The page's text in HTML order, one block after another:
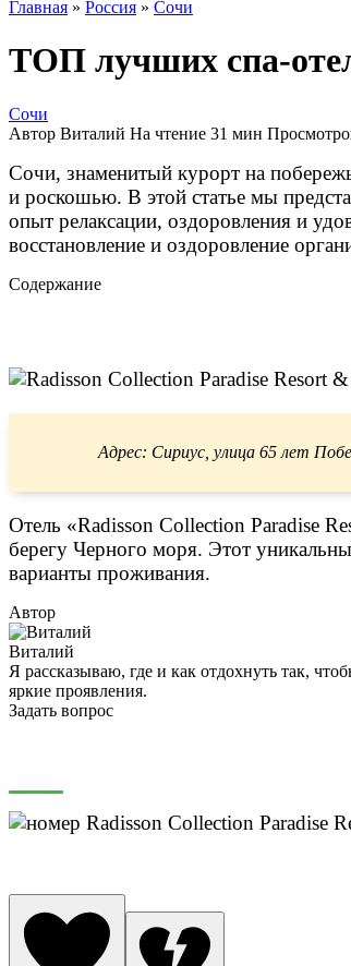
Главная » Россия » Сочи
ТОП лучших спа-
Сочи
Автор Виталий На чтение 31 мин
Сочи, знаменитый курорт на
и роскошью. В этой статье мы
опыт релаксации, оздоровления и
восстановление и оздоровление
Содержание
Адрес: Сириус, улица 65 лет
Отель «Radisson Collection Paradise
берегу Черного моря. Этот
варианты проживания.
Автор
Виталий
Я рассказываю, где и как отдохнуть так,
яркие проявления.
Задать вопрос